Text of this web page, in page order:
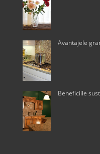
Avantajele
Beneficiile